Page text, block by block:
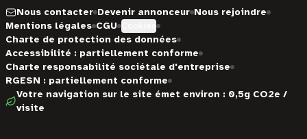
Nous contacter Devenir annonceur Nous rejoindre
Mentions légales CGU
Charte de protection des données
Accessibilité : partiellement conforme
Charte responsabilité sociétale d'entreprise
RGESN : partiellement conforme
Votre navigation sur le site émet environ : 0,5g CO2e /
visite